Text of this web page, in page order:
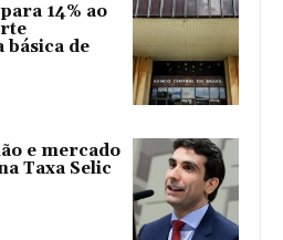
14% ao
básica de
e mercado
Taxa Selic